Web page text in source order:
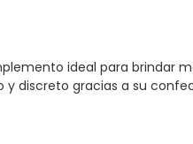
ideal para brindar
discreto gracias a su